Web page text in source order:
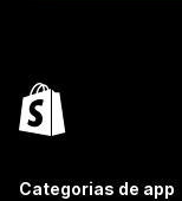
Categorias de app